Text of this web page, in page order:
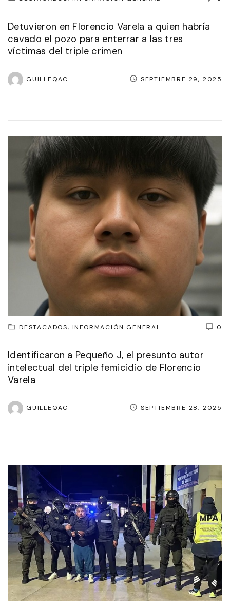
Detuvieron en Florencio Varela a quien habría
cavado el pozo para enterrar a las tres
víctimas del triple crimen
GUILLEQAC SEPTIEMBRE 29, 2025
0
DESTACADOS INFORMACIÓN GENERAL
Identificaron a Pequeño J, el presunto autor
intelectual del triple femicidio de Florencio
Varela
GUILLEQAC SEPTIEMBRE 28, 2025